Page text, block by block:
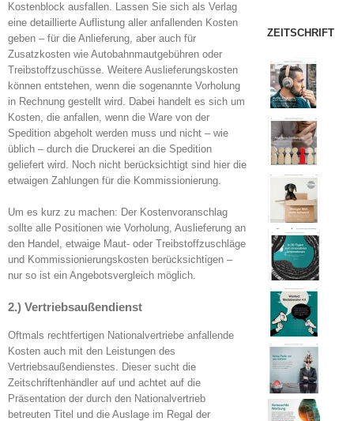
Kostenblock ausfallen. Lassen Sie sich als Verlag
eine detaillierte Auflistung aller anfallenden Kosten
geben – für die Anlieferung, aber auch für
Zusatzkosten wie Autobahnmautgebühren oder
Treibstoffzuschüsse. Weitere Auslieferungskosten
können entstehen, wenn die sogenannte Vorholung
in Rechnung gestellt wird. Dabei handelt es sich um
Kosten, die anfallen, wenn die Ware von der
Spedition abgeholt werden muss und nicht – wie
üblich – durch die Druckerei an die Spedition
geliefert wird. Noch nicht berücksichtigt sind hier die
etwaigen Zahlungen für die Kommissionierung.
Um es kurz zu machen: Der Kostenvoranschlag
sollte alle Positionen wie Vorholung, Auslieferung an
den Handel, etwaige Maut- oder Treibstoffzuschläge
und Kommissionierungskosten berücksichtigen –
nur so ist ein Angebotsvergleich möglich.
2.) Vertriebsaußendienst
Oftmals rechtfertigen Nationalvertriebe anfallende
Kosten auch mit den Leistungen des
Vertriebsaußendienstes. Dieser sucht die
Zeitschriftenhändler auf und achtet auf die
Präsentation der durch den Nationalvertrieb
betreuten Titel und die Auslage im Regal der
ZEITSCHRIFT